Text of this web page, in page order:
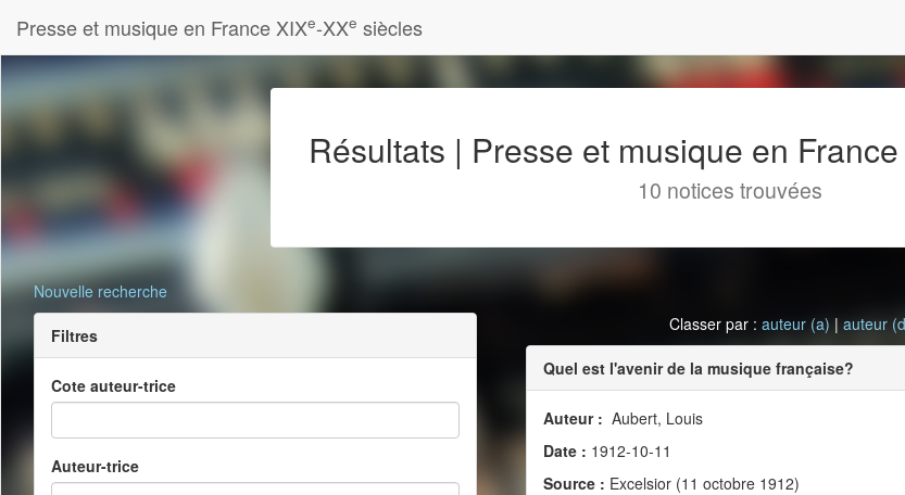
Presse et musique en France XIXe-XXe siècles
Résultats | Presse et musique en
10 notices trouvées
Nouvelle recherche
Filtres
Cote auteur-trice
Auteur-trice
Classer par :auteur (a) |auteur
Quel est l'avenir de la musique française?
Auteur : Aubert, Louis
Date : 1912-10-11
Source : Excelsior (11 octobre 1912)